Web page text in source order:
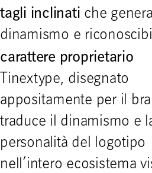
tagli inclinati che
dinamismo e
carattere proprietario
Tinextype, disegnato
appositamente per il
traduce il dinamismo e
personalità del logotipo
nell’intero ecosistema